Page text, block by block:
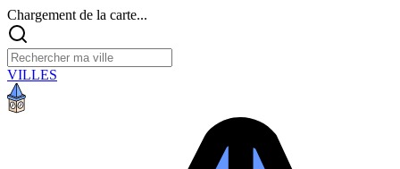
Chargement de la carte...
VILLES